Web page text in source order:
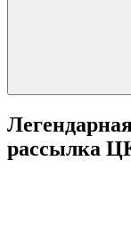
рассылка